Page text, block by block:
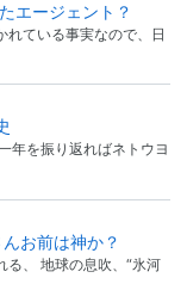
エージェント？
れている事実なので、日
年を振り返ればネトウヨ
お前は神か？
る、 地球の息吹、“氷河